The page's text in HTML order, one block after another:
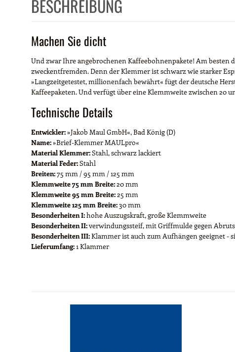
BESCHREIBUNG
Machen Sie dicht
Und zwar Ihre angebrochenen Kaffeebohnenpakete! Am besten
zweckentfremden. Denn der Klemmer ist schwarz wie starker
»Langzeitgetestet, millionenfach bewährt« fügt der deutsche
Kaffeepaketen. Und verfügt über eine Klemmweite zwischen 20
Technische Details
Entwickler:»Jakob Maul GmbH«, Bad König (D)
Name:»Brief-Klemmer MAULpro«
Material Klemmer:Stahl, schwarz lackiert
Material Feder:Stahl
Breiten:75 mm / 95 mm / 125 mm
Klemmweite 75 mm Breite:20 mm
Klemmweite 95 mm Breite:25 mm
Klemmweite 125 mm Breite:30 mm
Besonderheiten I:hohe Auszugskraft, große Klemmweite
Besonderheiten II:verwindungssteif, mit Griffmulde gegen
Besonderheiten III:Klammer ist auch zum Aufhängen geeignet -
Lieferumfang:1 Klammer